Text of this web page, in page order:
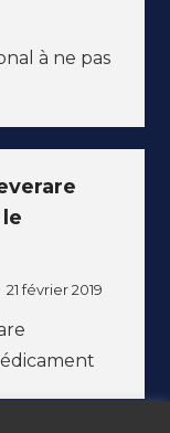
à ne pas
21 février 2019